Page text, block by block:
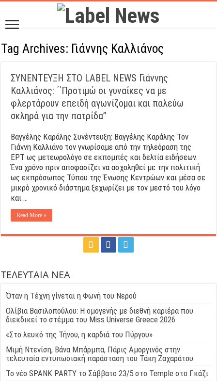
Tag Archives: Γιάννης Καλλιάνος
ΣΥΝΕΝΤΕΥΞΗ ΣΤΟ LABEL NEWS Γιάννης
Καλλιάνος: ΄΄Προτιμώ οι γυναίκες να με
φλερτάρουν επειδή αγωνίζομαι και παλεύω
σκληρά για την πατρίδα’’
Βαγγέλης Καράλης Συνέντευξη: Βαγγέλης Καράλης Τον
Γιάννη Καλλιάνο τον γνωρίσαμε από την τηλεόραση της
ΕΡΤ ως μετεωρολόγο σε εκπομπές και δελτία ειδήσεων.
Ένα χρόνο πριν αποφασίζει να ασχοληθεί με την πολιτική
ως εκπρόσωπος Τύπου της Ένωσης Κεντρώων και μέσα σε
μικρό χρονικό διάστημα ξεχωρίζει με τον μεστό του λόγο
και …
Read More »
ΤΕΛΕΥΤΑΙΑ ΝΕΑ
Όταν η Τέχνη γίνεται η Φωνή του Νερού
Ολίβια Βασιλοπούλου: Η ομογενής με διεθνή καριέρα που
διεκδικεί το στέμμα του Miss Universe Greece 2026
«Στο λευκό της Τήνου, η καρδιά του Πύργου»
Μιμή Ντενίση, Βάνα Μπάρμπα, Πάρις Αμοργινός στην
τελευταία εντυπωσιακή παράσταση του Τάκη Ζαχαράτου
Το νέο SPANK PARTY το Σάββατο 23/5 στο Temple στο Γκάζι